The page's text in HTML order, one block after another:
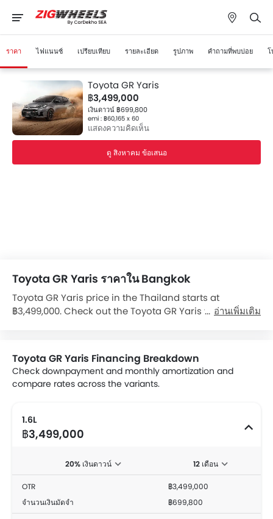
ราคา ไฟแนนซ์ เปรียบเทียบ รายละเอียด รูปภาพ คำถามที่พบบ่อย โ
Toyota GR Yaris
฿3,499,000
เงินดาวน์ ฿699,800
emi : ฿60,165 x 60
แสดงความคิดเห็น
ดู สิงหาคม ข้อเสนอ
Toyota GR Yaris ราคาใน Bangkok
Toyota GR Yaris price in the Thailand starts at
฿3,499,000. Check out the Toyota GR Yaris variant-
from authorised Toyota dealerships.
อ่านเพิ่มเติม
Toyota GR Yaris Financing Breakdown
Check downpayment and monthly amortization and
compare rates across the variants.
1.6L
฿3,499,000
20% เงินดาวน์ 12 เดือน
OTR
฿3,499,000
จำนวนเงินมัดจำ
฿699,800